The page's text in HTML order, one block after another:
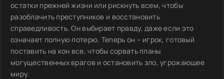
остатки прежней жизни или рискнуть всем, чтобы
разоблачить преступников и восстановить
справедливость. Он выбирает правду, даже если это
означает полную потерю. Теперь он – игрок, готовый
поставить на кон все, чтобы сорвать планы
могущественных врагов и остановить зло, угрожающее
миру.